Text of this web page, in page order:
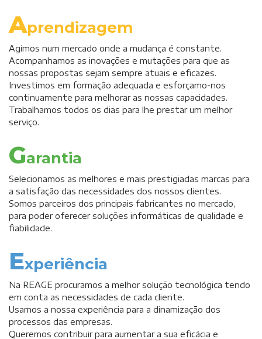
Aprendizagem
Agimos num mercado onde a mudança é constante.
Acompanhamos as inovações e mutações para que as
nossas propostas sejam sempre atuais e eficazes.
Investimos em formação adequada e esforçamo-nos
continuamente para melhorar as nossas capacidades.
Trabalhamos todos os dias para lhe prestar um melhor
serviço.
Garantia
Selecionamos as melhores e mais prestigiadas marcas para
a satisfação das necessidades dos nossos clientes.
Somos parceiros dos principais fabricantes no mercado,
para poder oferecer soluções informáticas de qualidade e
fiabilidade.
Experiência
Na REAGE procuramos a melhor solução tecnológica tendo
em conta as necessidades de cada cliente.
Usamos a nossa experiência para a dinamização dos
processos das empresas.
Queremos contribuir para aumentar a sua eficácia e